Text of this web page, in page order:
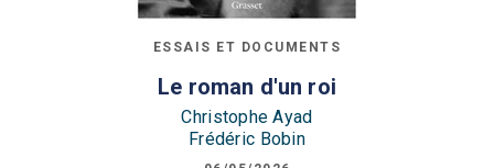
ESSAIS ET DOCUMENTS
Le roman d'un roi
Christophe Ayad
Frédéric Bobin